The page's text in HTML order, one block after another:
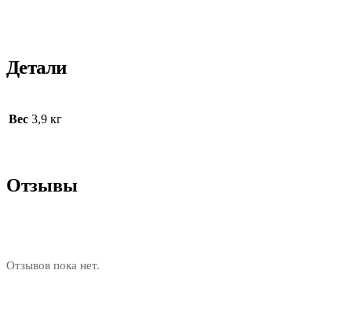
Детали
Вес 3,9 кг
Отзывы
Отзывов пока нет.